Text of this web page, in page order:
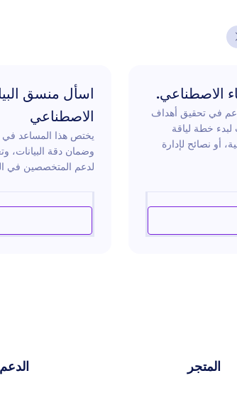
الاصطناعي.
في تحقيق أهداف
خطة لياقة
أو نصائح لإدارة
بالنجاحات على
اسأل منسق
الاصطناعي
يختص هذا المساعد في
وضمان دقة البيانات،
لدعم المتخصصين في
هذا المساعد إلى
عمليات البيانات، من
المتجر الدعم